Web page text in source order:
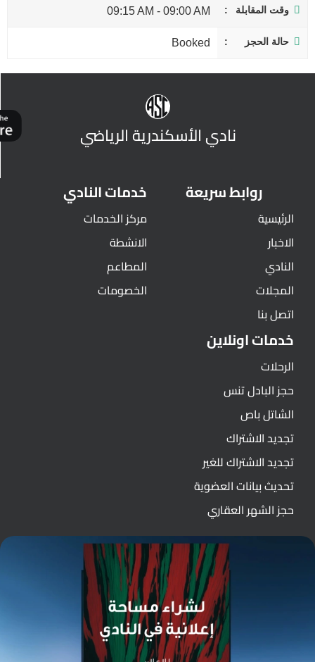
وقت المقابلة 09:00 AM
-
09:15 AM
حالة الحجز Booked
نادي الأسكندرية الرياضي
روابط سريعة
الرئيسية
الاخبار
النادي
المجلات
اتصل بنا
خدمات النادي
مركز الخدمات
الانشطة
المطاعم
الخصومات
خدمات اونلاين
الرحلات
حجز البادل تنس
الشاتل باص
تجديد الاشتراك
تجديد الاشتراك للغير
تحديث بيانات العضوية
حجز الشهر العقاري